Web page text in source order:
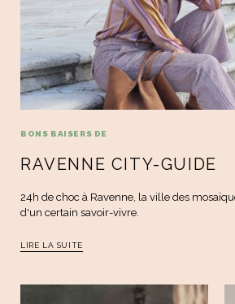
BONS BAISERS DE
RAVENNE CITY-GUIDE
24h de choc à Ravenne, la ville des
d'un certain savoir-vivre.
LIRE LA SUITE